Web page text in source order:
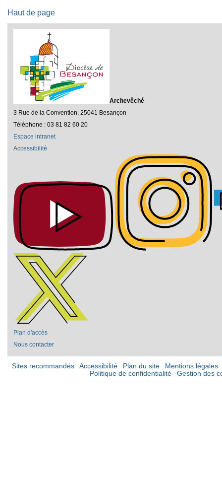
Haut de page
Archevêché
3 Rue de la Convention, 25041 Besançon
Téléphone : 03 81 82 60 20
Espace intranet
Accessibilité
Plan d'accès
Nous contacter
Sites recommandés Accessibilité Plan du site
Mentions légales
Politique de confidentialité
Gestion des